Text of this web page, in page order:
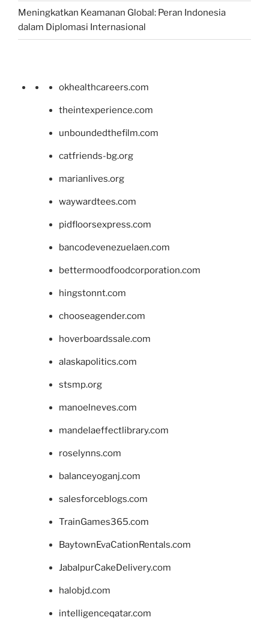
Meningkatkan Keamanan Global: Peran Indonesia
dalam Diplomasi Internasional
okhealthcareers.com
theintexperience.com
unboundedthefilm.com
catfriends-bg.org
marianlives.org
waywardtees.com
pidfloorsexpress.com
bancodevenezuelaen.com
bettermoodfoodcorporation.com
hingstonnt.com
chooseagender.com
hoverboardssale.com
alaskapolitics.com
stsmp.org
manoelneves.com
mandelaeffectlibrary.com
roselynns.com
balanceyoganj.com
salesforceblogs.com
TrainGames365.com
BaytownEvaCationRentals.com
JabalpurCakeDelivery.com
halobjd.com
intelligenceqatar.com